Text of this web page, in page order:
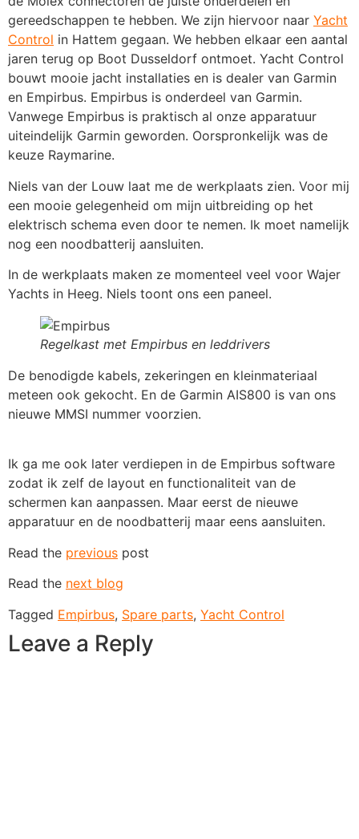
gereedschappen te hebben. We zijn hiervoor naar Yacht
Control in Hattem gegaan. We hebben elkaar een aantal
jaren terug op Boot Dusseldorf ontmoet. Yacht Control
bouwt mooie jacht installaties en is dealer van Garmin
en Empirbus. Empirbus is onderdeel van Garmin.
Vanwege Empirbus is praktisch al onze apparatuur
uiteindelijk Garmin geworden. Oorspronkelijk was de
keuze Raymarine.
Niels van der Louw laat me de werkplaats zien. Voor mij
een mooie gelegenheid om mijn uitbreiding op het
elektrisch schema even door te nemen. Ik moet namelijk
nog een noodbatterij aansluiten.
In de werkplaats maken ze momenteel veel voor Wajer
Yachts in Heeg. Niels toont ons een paneel.
Regelkast met Empirbus en leddrivers
De benodigde kabels, zekeringen en kleinmateriaal
meteen ook gekocht. En de Garmin AIS800 is van ons
nieuwe MMSI nummer voorzien.
Ik ga me ook later verdiepen in de Empirbus software
zodat ik zelf de layout en functionaliteit van de
schermen kan aanpassen. Maar eerst de nieuwe
apparatuur en de noodbatterij maar eens aansluiten.
Read the previous post
Read the next blog
Tagged Empirbus, Spare parts, Yacht Control
Leave a Reply